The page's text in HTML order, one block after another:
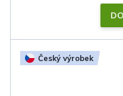
Český výrobek